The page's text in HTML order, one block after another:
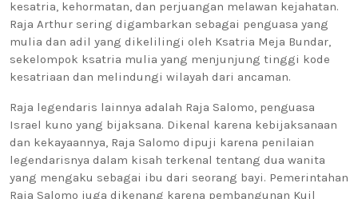
kesatria, kehormatan, dan perjuangan melawan kejahatan.
Raja Arthur sering digambarkan sebagai penguasa yang
mulia dan adil yang dikelilingi oleh Ksatria Meja Bundar,
sekelompok ksatria mulia yang menjunjung tinggi kode
kesatriaan dan melindungi wilayah dari ancaman.
Raja legendaris lainnya adalah Raja Salomo, penguasa
Israel kuno yang bijaksana. Dikenal karena kebijaksanaan
dan kekayaannya, Raja Salomo dipuji karena penilaian
legendarisnya dalam kisah terkenal tentang dua wanita
yang mengaku sebagai ibu dari seorang bayi. Pemerintahan
Raja Salomo juga dikenang karena pembangunan Kuil